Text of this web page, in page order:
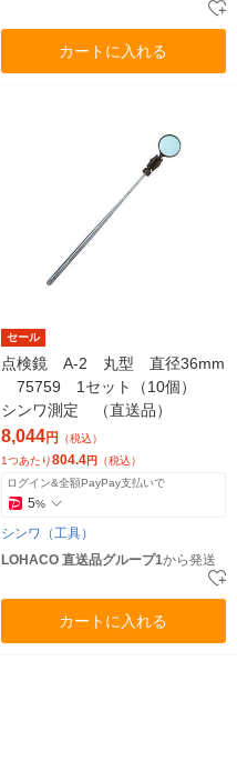
カートに入れる
セール
点検鏡 A-2 丸型 直径36mm
75759 1セット（10個）
シンワ測定 （直送品）
8,044円 （税込）
1つあたり804.4円 （税込）
ログイン&全額PayPay支払いで
5%
シンワ（工具）
LOHACO 直送品グループ1から発送
カートに入れる